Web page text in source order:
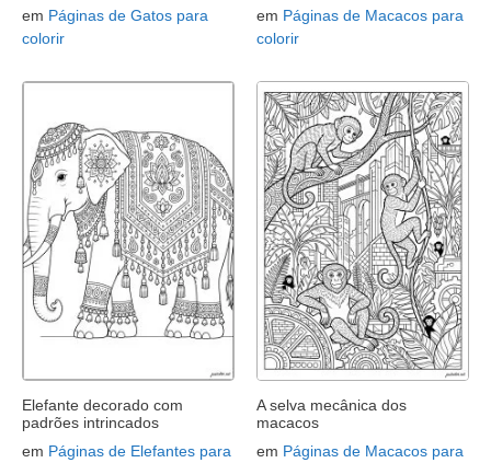
em Páginas de Gatos para
colorir
em Páginas de Macacos para
colorir
Elefante decorado com
padrões intrincados
em Páginas de Elefantes para
A selva mecânica dos
macacos
em Páginas de Macacos para